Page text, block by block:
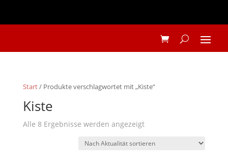
Start/ Produkte verschlagwortet mit „Kiste“
Kiste
Alle 8 Ergebnisse werden angezeigtNach
sortiert